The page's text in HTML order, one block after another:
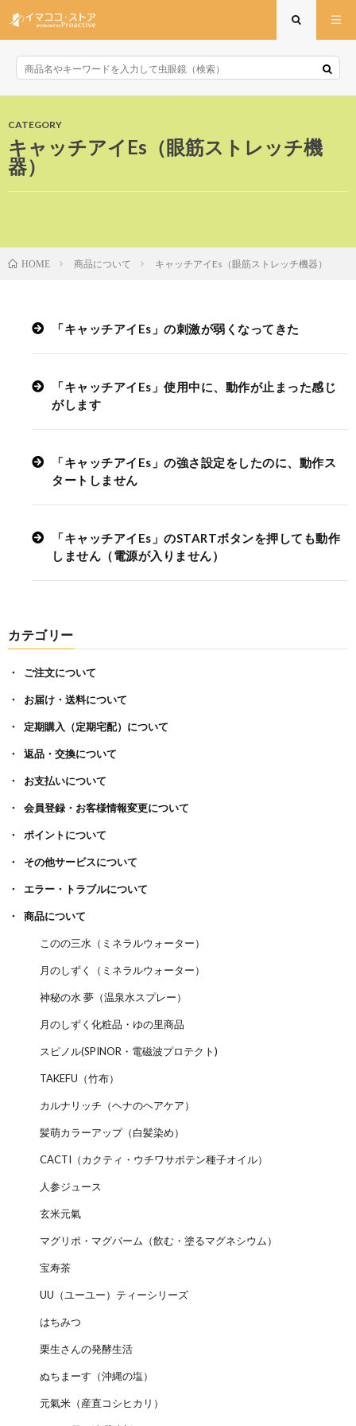
CATEGORY
キャッチアイEs（眼筋ストレッチ機
器）
HOME 商品について キャッチアイEs（眼筋ストレッチ機器）
キャッチアイEs（眼筋ストレッチ機器）
「キャッチアイEs」の刺激が弱くなってきた
キャッチアイEs（眼筋ストレッチ機器）
「キャッチアイEs」使用中に、動作が止まった感じ
がします
キャッチアイEs（眼筋ストレッチ機器）
「キャッチアイEs」の強さ設定をしたのに、動作ス
タートしません
キャッチアイEs（眼筋ストレッチ機器）
「キャッチアイEs」のSTARTボタンを押しても動作
しません（電源が入りません）
カテゴリー
ご注文について
お届け・送料について
定期購入（定期宅配）について
返品・交換について
お支払いについて
会員登録・お客様情報変更について
ポイントについて
その他サービスについて
エラー・トラブルについて
商品について
このの三水（ミネラルウォーター）
月のしずく（ミネラルウォーター）
神秘の水 夢（温泉水スプレー）
月のしずく化粧品・ゆの里商品
スピノル(SPINOR・電磁波プロテクト)
TAKEFU（竹布）
カルナリッチ（ヘナのヘアケア）
髪萌カラーアップ（白髪染め）
CACTI（カクティ・ウチワサボテン種子オイル）
人参ジュース
玄米元氣
マグリポ・マグバーム（飲む・塗るマグネシウム）
宝寿茶
UU（ユーユー）ティーシリーズ
はちみつ
栗生さんの発酵生活
ぬちまーす（沖縄の塩）
元氣米（産直コシヒカリ）